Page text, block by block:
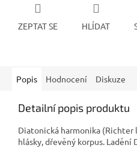
ZEPTAT SE HLÍDAT
Popis Hodnocení Diskuze
Detailní popis produktu
Diatonická harmonika (Richter
hlásky, dřevěný korpus. Ladění